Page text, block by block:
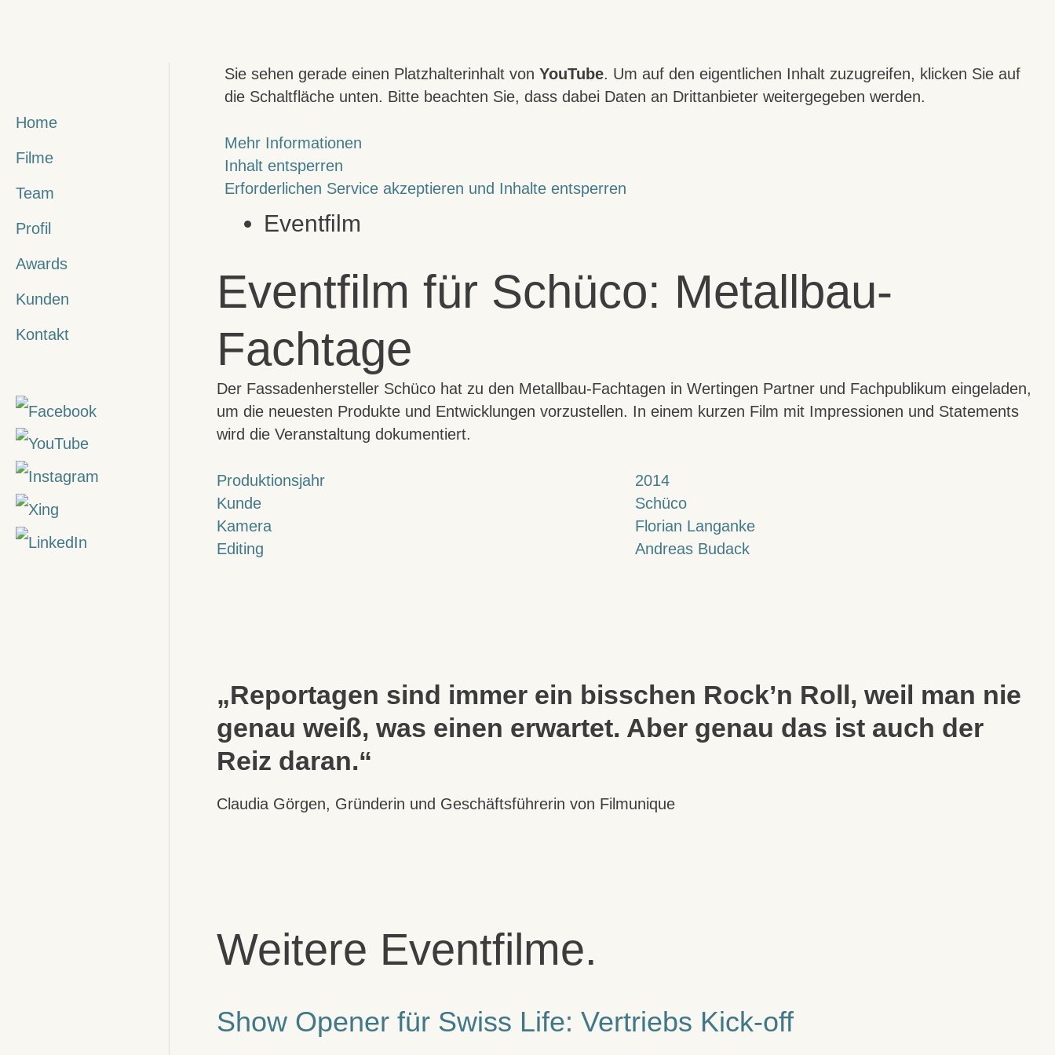
Home
Filme
Team
Profil
Awards
Kunden
Kontakt
Sie sehen gerade einen Platzhalterinhalt von YouTube. Um auf den eigentlichen Inhalt zuzugreifen, klicken Sie auf
die Schaltfläche unten. Bitte beachten Sie, dass dabei Daten an Drittanbieter weitergegeben werden.
Mehr Informationen
Inhalt entsperren
Erforderlichen Service akzeptieren und Inhalte entsperren
Eventfilm
Eventfilm für Schüco: Metallbau-
Fachtage
Der Fassadenhersteller Schüco hat zu den Metallbau-Fachtagen in Wertingen Partner und Fachpublikum eingeladen,
um die neuesten Produkte und Entwicklungen vorzustellen. In einem kurzen Film mit Impressionen und Statements
wird die Veranstaltung dokumentiert.
Produktionsjahr
Kunde
Kamera
Editing
2014
Schüco
Florian Langanke
Andreas Budack
„Reportagen sind immer ein bisschen Rock’n Roll, weil man nie
genau weiß, was einen erwartet. Aber genau das ist auch der
Reiz daran.“
Claudia Görgen, Gründerin und Geschäftsführerin von Filmunique
Weitere Eventfilme.
Show Opener für Swiss Life: Vertriebs Kick-off